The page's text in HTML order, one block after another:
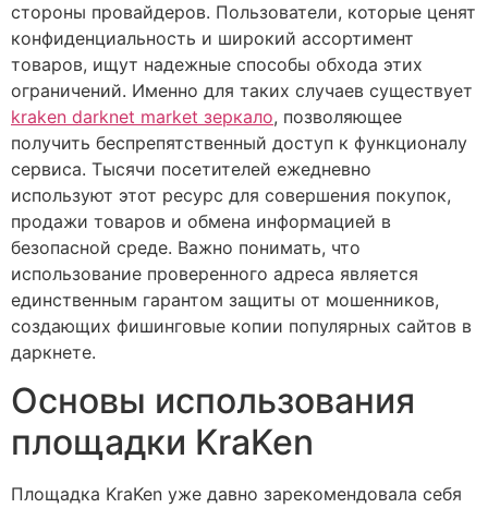
стороны провайдеров. Пользователи, которые ценят
конфиденциальность и широкий ассортимент
товаров, ищут надежные способы обхода этих
ограничений. Именно для таких случаев существует
kraken darknet market зеркало, позволяющее
получить беспрепятственный доступ к функционалу
сервиса. Тысячи посетителей ежедневно
используют этот ресурс для совершения покупок,
продажи товаров и обмена информацией в
безопасной среде. Важно понимать, что
использование проверенного адреса является
единственным гарантом защиты от мошенников,
создающих фишинговые копии популярных сайтов в
даркнете.
Основы использования
площадки KraKen
Площадка KraKen уже давно зарекомендовала себя